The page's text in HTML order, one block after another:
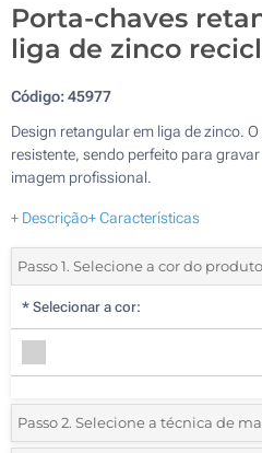
Porta-chaves
liga de zinco
Código:45977
Design retangular em liga de zinco.
resistente, sendo perfeito para
imagem profissional.
+ Descrição+ Características
Passo 1. Selecione a cor do produto
* Selecionar a cor:
Passo 2. Selecione a técnica de